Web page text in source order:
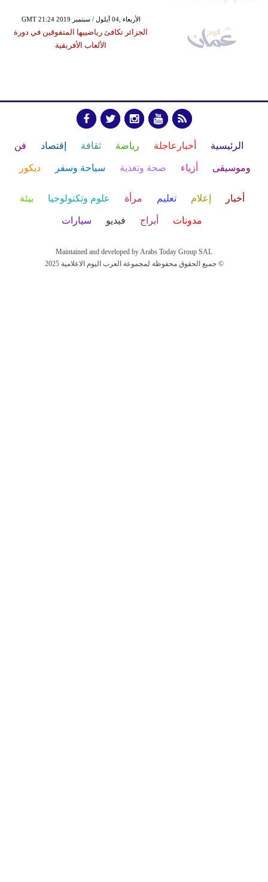
GMT 21:24 2019 الأربعاء ,04 أيلول / سبتمبر
الجزائر تكافئ رياضييها المتفوقين في دورة
الألعاب الأفريقية
الرئيسية أخبارعاجلة رياضة ثقافة إقتصاد فن
وموسيقى أزياء صحة وتغذية سياحة وسفر ديكور
أخبار إعلام تعليم مرأة علوم وتكنولوجيا بيئة
مدونات أبراج فيديو سيارات
Maintained and developed by Arabs Today Group SAL
جميع الحقوق محفوظة لمجموعة العرب اليوم الاعلامية 2025 ©